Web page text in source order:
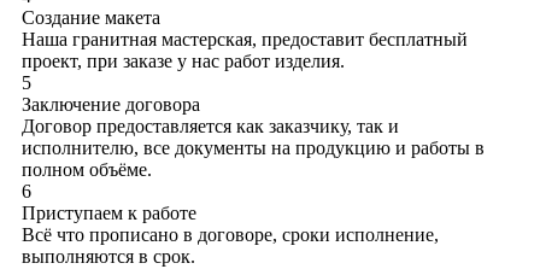
Создание макета
Наша гранитная мастерская, предоставит бесплатный
проект, при заказе у нас работ изделия.
5
Заключение договора
Договор предоставляется как заказчику, так и
исполнителю, все документы на продукцию и работы в
полном объёме.
6
Приступаем к работе
Всё что прописано в договоре, сроки исполнение,
выполняются в срок.